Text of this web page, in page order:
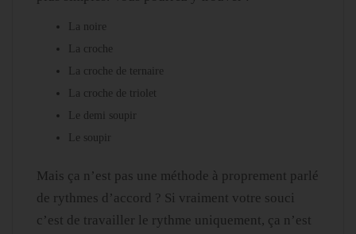
La noire
La croche
La croche de ternaire
La croche de triolet
Le demi soupir
Le soupir
Mais ça n’est pas une méthode à proprement parlé
de rythmes d’accord ? Si vraiment votre souci
c’est de travailler le rythme uniquement, ça n’est